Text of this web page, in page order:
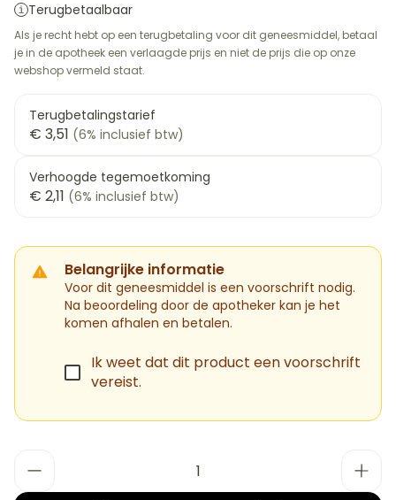
Terugbetaalbaar
Als je recht hebt op een terugbetaling voor dit geneesmiddel, betaal
je in de apotheek een verlaagde prijs en niet de prijs die op onze
webshop vermeld staat.
Terugbetalingstarief
€ 3,51 (6% inclusief btw)
Verhoogde tegemoetkoming
€ 2,11 (6% inclusief btw)
Belangrijke informatie
Voor dit geneesmiddel is een voorschrift nodig.
Na beoordeling door de apotheker kan je het
komen afhalen en betalen.
Ik weet dat dit product een voorschrift
vereist.